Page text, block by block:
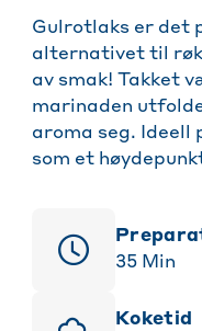
Gulrotlaks er det
alternativet til
av smak! Takket
marinaden
aroma seg. Ideell
som et
35 Min
Koketid